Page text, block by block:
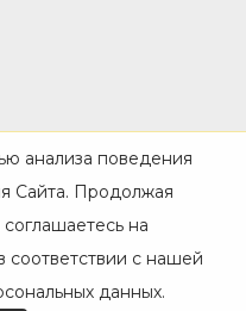
анализа поведения
Сайта. Продолжая
на
соответствии с нашей
данных.